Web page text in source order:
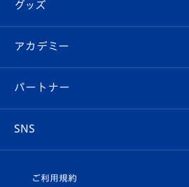
チケット
イベント
メディア
ホームタウン
スタッフプロフィール
マスコット紹介
Revive Team
ヴィヴィくんの長崎おもてなしガイド
フォトギャラリー
スタジアムグルメ
V-LOVERS（ファンクラブ）
プレイヤーズスイート
グッズ
オンラインショップ
店舗情報
アカデミー
育成からのお知らせ
U-18
パートナー
SNS
ご利用規約